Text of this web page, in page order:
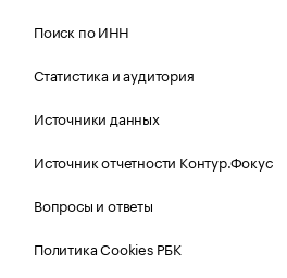
Поиск по ИНН
Статистика и аудитория
Источники данных
Источник отчетности Контур.Фокус
Вопросы и ответы
Политика Cookies РБК